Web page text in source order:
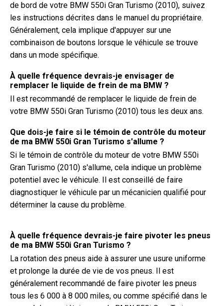
de bord de votre BMW 550i Gran Turismo (2010), suivez
les instructions décrites dans le manuel du propriétaire.
Généralement, cela implique d'appuyer sur une
combinaison de boutons lorsque le véhicule se trouve
dans un mode spécifique.
À quelle fréquence devrais-je envisager de
remplacer le liquide de frein de ma BMW ?
Il est recommandé de remplacer le liquide de frein de
votre BMW 550i Gran Turismo (2010) tous les deux ans.
Que dois-je faire si le témoin de contrôle du moteur
de ma BMW 550i Gran Turismo s'allume ?
Si le témoin de contrôle du moteur de votre BMW 550i
Gran Turismo (2010) s'allume, cela indique un problème
potentiel avec le véhicule. Il est conseillé de faire
diagnostiquer le véhicule par un mécanicien qualifié pour
déterminer la cause du problème.
À quelle fréquence devrais-je faire pivoter les pneus
de ma BMW 550i Gran Turismo ?
La rotation des pneus aide à assurer une usure uniforme
et prolonge la durée de vie de vos pneus. Il est
généralement recommandé de faire pivoter les pneus
tous les 6 000 à 8 000 miles, ou comme spécifié dans le